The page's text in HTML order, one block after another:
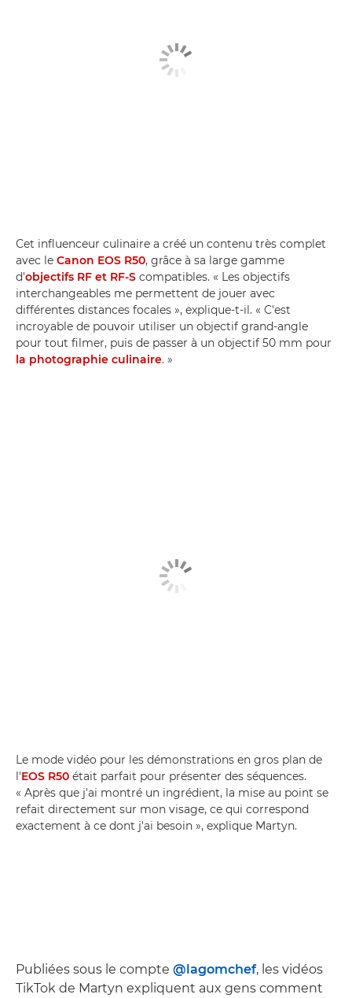
Cet influenceur culinaire a créé un contenu très complet
avec le Canon EOS R50, grâce à sa large gamme
d'objectifs RF et RF-S compatibles. « Les objectifs
interchangeables me permettent de jouer avec
différentes distances focales », explique-t-il. « C'est
incroyable de pouvoir utiliser un objectif grand-angle
pour tout filmer, puis de passer à un objectif 50 mm pour
la photographie culinaire. »
Le mode vidéo pour les démonstrations en gros plan de
l'EOS R50 était parfait pour présenter des séquences.
« Après que j'ai montré un ingrédient, la mise au point se
refait directement sur mon visage, ce qui correspond
exactement à ce dont j'ai besoin », explique Martyn.
Publiées sous le compte @lagomchef, les vidéos
TikTok de Martyn expliquent aux gens comment